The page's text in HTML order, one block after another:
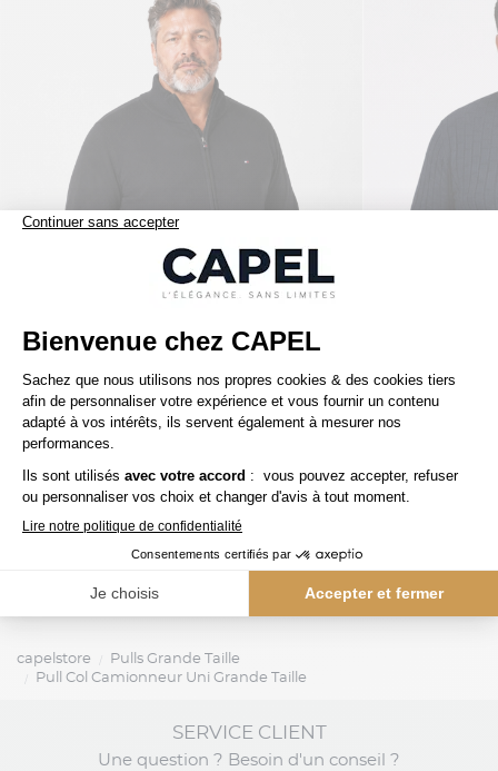
tommy hilfiger
tommy hilfiger
capelstore
Pulls Grande Taille
Pull Col Camionneur Uni Grande Taille
SERVICE CLIENT
Une question ? Besoin d'un conseil ?